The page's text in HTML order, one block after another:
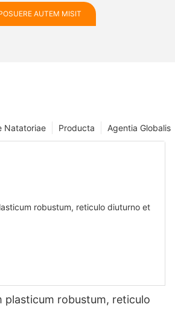
AUTEM MISIT
Agentia Globalis
Producta
Natatoriae
plasticum robustum, reticulo